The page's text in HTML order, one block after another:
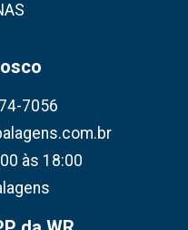
7056
às 18:00